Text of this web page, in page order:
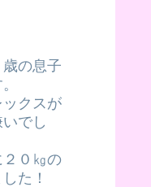
の息子
クスが
でし
０㎏の
た！